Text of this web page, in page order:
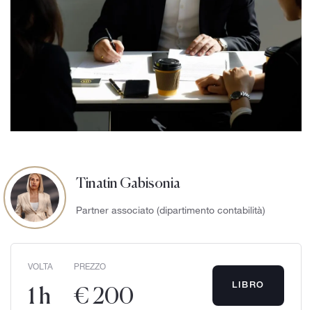
Tinatin Gabisonia
Partner associato (dipartimento contabilità)
VOLTA
1 h
PREZZO
€ 200
LIBRO